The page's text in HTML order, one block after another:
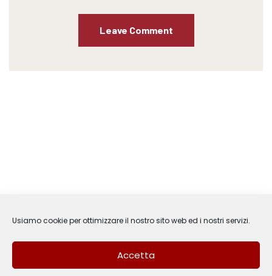
Usiamo cookie per ottimizzare il nostro sito web ed i nostri servizi.
Accetta